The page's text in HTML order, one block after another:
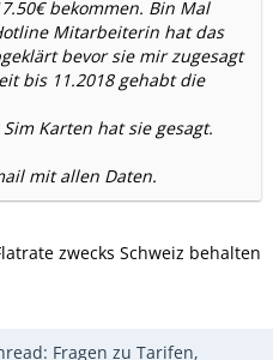
bekommen. Bin Mal
Mitarbeiterin hat das
bevor sie mir zugesagt
bis 11.2018 gehabt die
Karten hat sie gesagt.
mit allen Daten.
zwecks Schweiz behalten
Fragen zu Tarifen,